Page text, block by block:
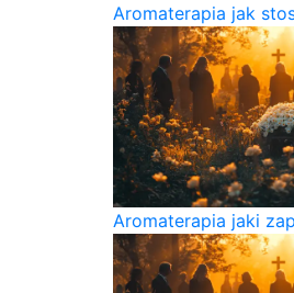
Aromaterapia jak
Aromaterapia jaki